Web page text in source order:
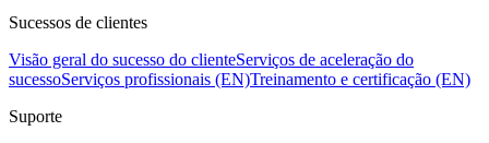
Sucessos de clientes
Visão geral do sucesso do clienteServiços de aceleração do
sucessoServiços profissionais (EN)Treinamento e certificação (EN)
Suporte